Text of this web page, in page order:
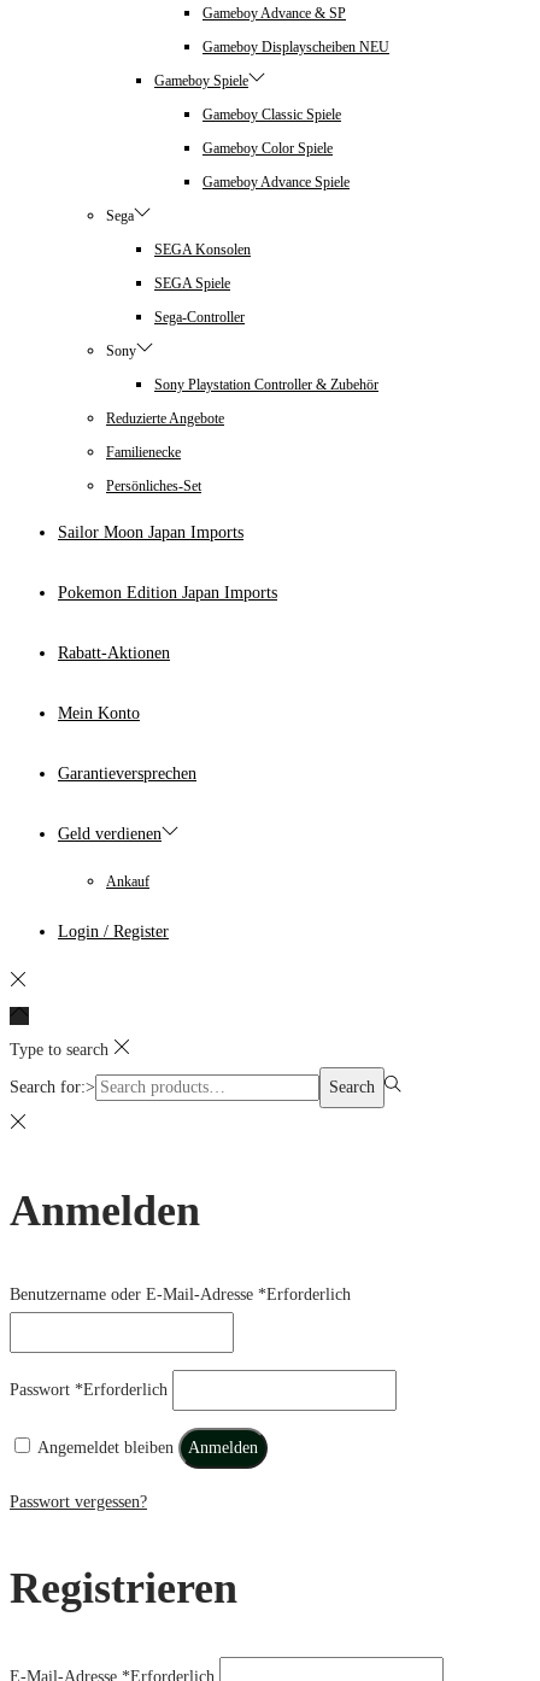
Gameboy Advance & SP
Gameboy Displayscheiben NEU
Gameboy Spiele
Gameboy Classic Spiele
Gameboy Color Spiele
Gameboy Advance Spiele
Sega
SEGA Konsolen
SEGA Spiele
Sega-Controller
Sony
Sony Playstation Controller & Zubehör
Reduzierte Angebote
Familienecke
Persönliches-Set
Sailor Moon Japan Imports
Pokemon Edition Japan Imports
Rabatt-Aktionen
Mein Konto
Garantieversprechen
Geld verdienen
Ankauf
Login / Register
Type to search
Search for:> Search
Anmelden
Benutzername oder E-Mail-Adresse *Erforderlich
Passwort *Erforderlich
Angemeldet bleiben Anmelden
Passwort vergessen?
Registrieren
E-Mail-Adresse *Erforderlich